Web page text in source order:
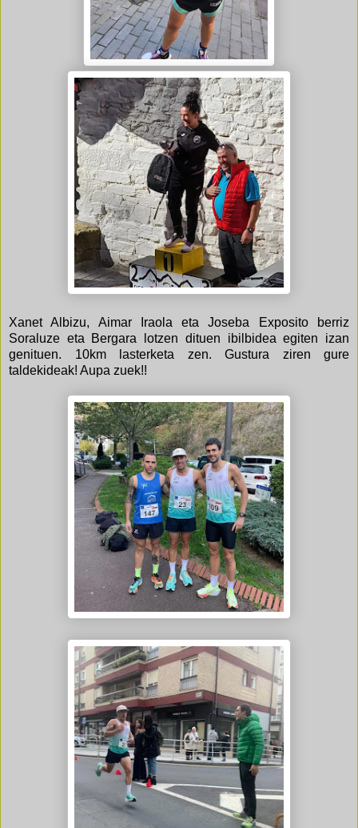
Xanet Albizu, Aimar Iraola eta Joseba Exposito berriz
Soraluze eta Bergara lotzen dituen ibilbidea egiten izan
genituen. 10km lasterketa zen. Gustura ziren gure
taldekideak! Aupa zuek!!